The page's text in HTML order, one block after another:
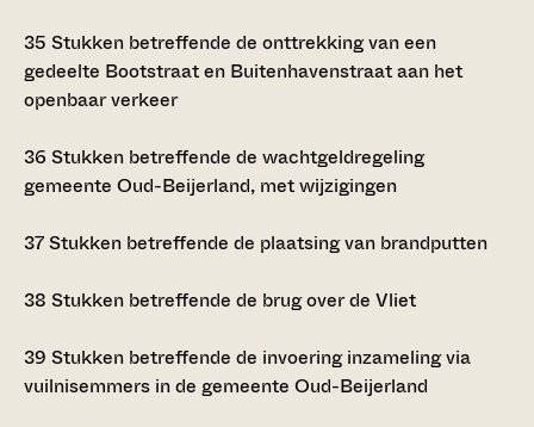
35 Stukken betreffende de onttrekking van een
gedeelte Bootstraat en Buitenhavenstraat aan het
openbaar verkeer
36 Stukken betreffende de wachtgeldregeling
gemeente Oud-Beijerland, met wijzigingen
37Stukken betreffende de plaatsing van brandputten
38 Stukken betreffende de brug over de Vliet
39 Stukken betreffende de invoering inzameling via
vuilnisemmers in de gemeente Oud-Beijerland